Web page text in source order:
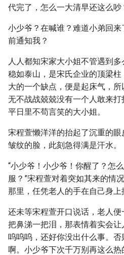
代完了，怎么一大清早还这么吵
小少爷？在喊谁？难道小弟回
前通知我？
人人都知宋家大小姐不管遇到多
稳如泰山，是宋氏企业的顶梁
大的一个缺点，便是起床气，
无不战战兢兢没有一个人敢来
平日里不苟言笑的大小姐。
宋程萱懒洋洋的抬起了沉重的
皱纹的脸，此刻急得满是汗水。
“小少爷！小少爷！你醒了？怎
服？”宋程萱对着突如其来的情
那里，任凭老人的手在自己身上
还未等宋程萱开口说话，老人
把鼻涕一把泪，那表情着实会让
呜呜呜，还好你没出什么事。
啊。小少爷下次千万别再这么